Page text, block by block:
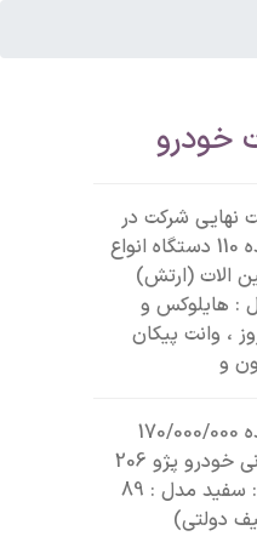
خودرو
نهایی شرکت در
مزایده 110 دستگاه انواع
الات (ارتش)
: هایلوکس و
، وانت پیکان
و
مزایده 170/000/000
تومانی خودرو پژو 206
رنگ : سفید مدل : 89
دولتی)